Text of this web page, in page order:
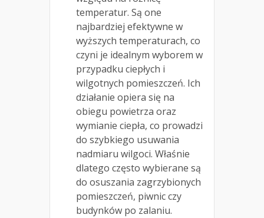
temperatur. Są one
najbardziej efektywne w
wyższych temperaturach, co
czyni je idealnym wyborem w
przypadku ciepłych i
wilgotnych pomieszczeń. Ich
działanie opiera się na
obiegu powietrza oraz
wymianie ciepła, co prowadzi
do szybkiego usuwania
nadmiaru wilgoci. Właśnie
dlatego często wybierane są
do osuszania zagrzybionych
pomieszczeń, piwnic czy
budynków po zalaniu.